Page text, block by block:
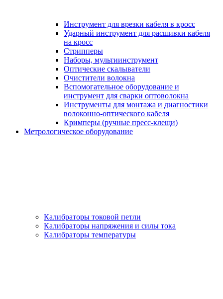
Инструмент для врезки кабеля в кросс
Ударный инструмент для расшивки кабеля
на кросс
Стрипперы
Наборы, мультиинструмент
Оптические скалыватели
Очистители волокна
Вспомогательное оборудование и
инструмент для сварки оптоволокна
Инструменты для монтажа и диагностики
волоконно-оптического кабеля
Кримперы (ручные пресс-клещи)
Метрологическое оборудование
Калибраторы токовой петли
Калибраторы напряжения и силы тока
Калибраторы температуры